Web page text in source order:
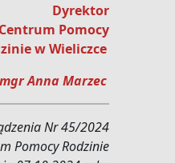
Dyrektor
Pomocy
w Wieliczce
mgr Anna Marzec
Nr 45/2024
Pomocy Rodzinie